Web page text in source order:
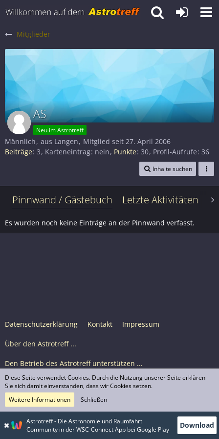
Mitglieder
AS
Neu im Astrotreff
Männlich aus Langen
Mitglied seit 27. April 2006
Beiträge 3 Karteneintrag nein Punkte 30 Profil-Aufrufe 36
Inhalte suchen
Pinnwand / Gästebuch Letzte Aktivitäten
Es wurden noch keine Einträge an der Pinnwand verfasst.
Datenschutzerklärung Kontakt Impressum
Über den Astrotreff ...
Den Betrieb des Astrotreff unterstützen ...
Nutzungsbedingungen
© Astrotreff 2001-2026, lizenziert unter CC BY-SA,
sofern für einzelne Inhalte nicht anders angegeben
Astrotreff - Die Astronomie und Raumfahrt
Community in der WSC-Connect App bei Google Play
Download
Diese Seite verwendet Cookies. Durch die Nutzung unserer Seite erklären
Sie sich damit einverstanden, dass wir Cookies setzen.
Weitere Informationen
Schließen